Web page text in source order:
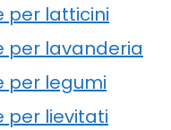
per latticini
per lavanderia
per legumi
per lievitati